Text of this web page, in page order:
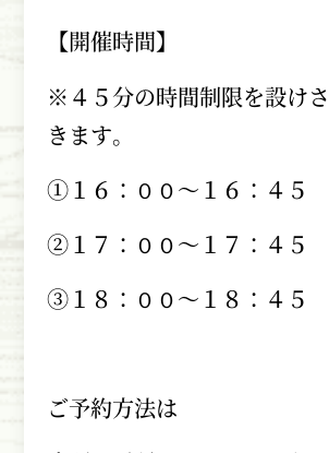
【開催時間】
※４５分の時間制限を設け
きます。
①１６：００～１６：４５
②１７：００～１７：４５
③１８：００～１８：４５
ご予約方法は